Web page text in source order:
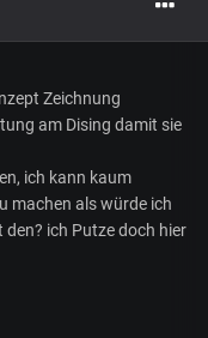
Zeichnung
am Dising damit sie
ich kann kaum
machen als würde ich
den? ich Putze doch hier